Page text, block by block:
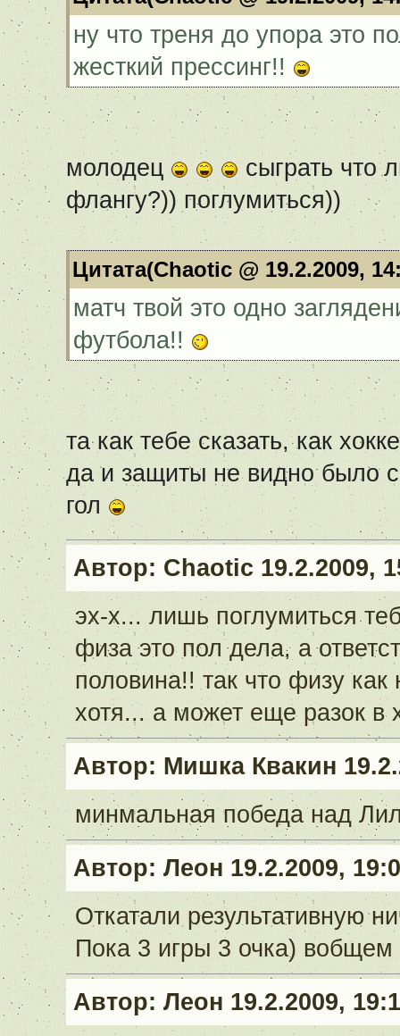
ну что треня до упора это
жесткий прессинг!!
молодец
сыграть что
флангу?)) поглумиться))
Цитата(Chaotic @ 19.2.2009,
матч твой это одно
футбола!!
та как тебе сказать, как
да и защиты не видно было с
гол
Автор: Chaotic 19.2.2009,
эх-х... лишь поглумиться
физа это пол дела, а
половина!! так что физу
хотя... а может еще разок в
Автор: Мишка Квакин
минмальная победа над
Автор: Леон 19.2.2009,
Откатали результативную
Пока 3 игры 3 очка)
Автор: Леон 19.2.2009,